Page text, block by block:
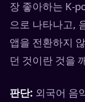
장 좋아하는 K-
으로 나타나고,
앱을 전환하지
던 것이란 것을
판단: 외국어 음